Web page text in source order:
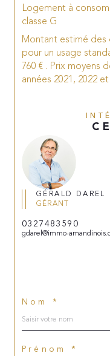
Logement à
classe G
Montant estimé des
pour un usage
760 € . Prix moyens
années 2021, 2022
GÉRALD DAREL
GÉRANT
0327483590
gdarel@immo-
Nom *
Prénom *